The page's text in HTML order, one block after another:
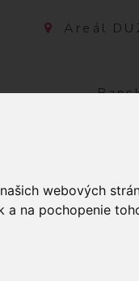
webových
na pochopenie
Areál